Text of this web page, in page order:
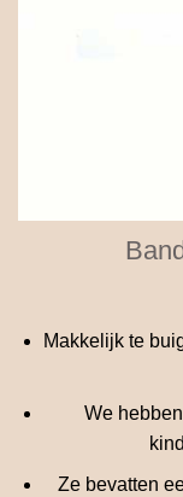
Makkelijk te
We
Ze bevatten